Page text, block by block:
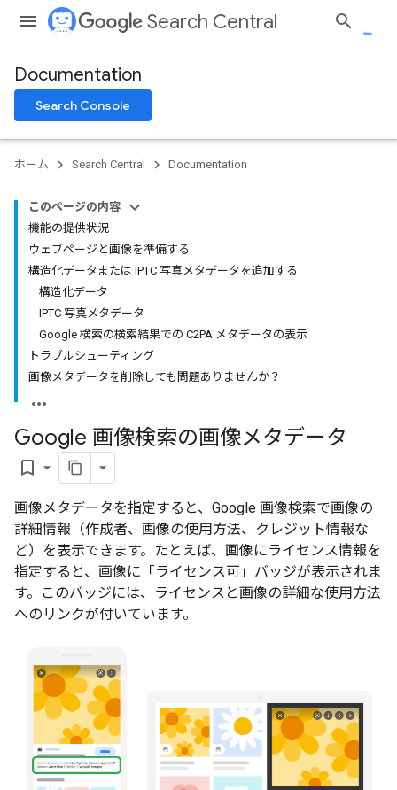
Search Central
Documentation
Search Console
ホーム Search Central Documentation
このページの内容
機能の提供状況
ウェブページと画像を準備する
構造化データまたは IPTC 写真メタデータを追加する
構造化データ
IPTC 写真メタデータ
Google 検索の検索結果での C2PA メタデータの表示
トラブルシューティング
画像メタデータを削除しても問題ありませんか？
Google 画像検索の画像メタデータ
bookmark_border
画像メタデータを指定すると、Google 画像検索で画像の
詳細情報（作成者、画像の使用方法、クレジット情報な
ど）を表示できます。たとえば、画像にライセンス情報を
指定すると、画像に「ライセンス可」バッジが表示されま
す。このバッジには、ライセンスと画像の詳細な使用方法
へのリンクが付いています。